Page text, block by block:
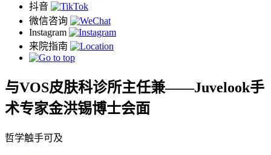
与VOS皮肤科诊所主任兼——Juvelook手
术专家金洪锡博士会面
哲学触手可及